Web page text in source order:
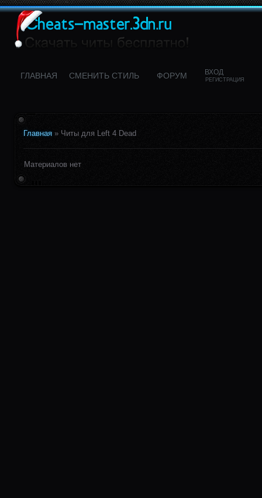
ГЛАВНАЯ CМЕНИТЬ СТИЛЬ ФОРУМ ВХОД
РЕГИСТРАЦИЯ
Главная » Читы для Left 4 Dead
Материалов нет